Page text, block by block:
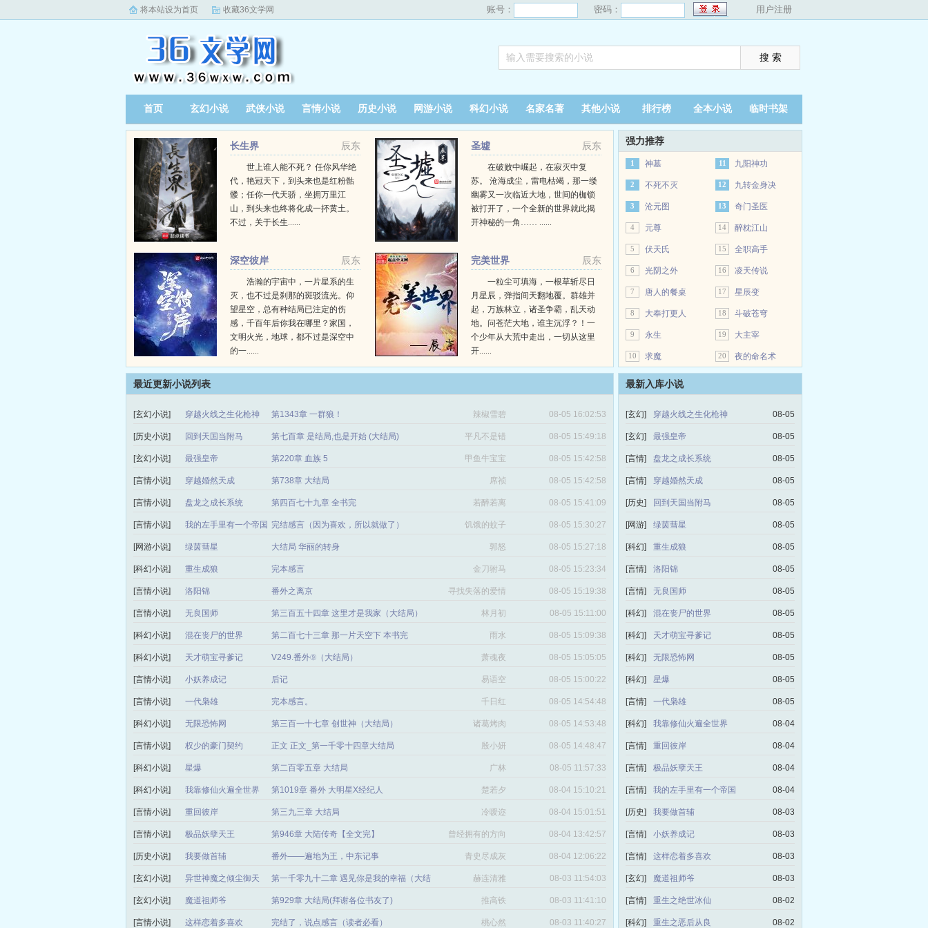
将本站设为首页 收藏36文学网 账号： 密码： 用户注册
首页 玄幻小说 武侠小说 言情小说 历史小说 网游小说 科幻小说 名家名著 其他小说 排行榜 全本小说 临时书架
辰东
长生界
世上谁人能不死？ 任你风华绝
代，艳冠天下，到头来也是红粉骷
髅；任你一代天骄，坐拥万里江
山，到头来也终将化成一抔黄土。
不过，关于长生......
辰东
圣墟
在破败中崛起，在寂灭中复
苏。 沧海成尘，雷电枯竭，那一缕
幽雾又一次临近大地，世间的枷锁
被打开了，一个全新的世界就此揭
开神秘的一角…… ......
辰东
深空彼岸
浩瀚的宇宙中，一片星系的生
灭，也不过是刹那的斑驳流光。仰
望星空，总有种结局已注定的伤
感，千百年后你我在哪里？家国，
文明火光，地球，都不过是深空中
的一......
辰东
完美世界
一粒尘可填海，一根草斩尽日
月星辰，弹指间天翻地覆。群雄并
起，万族林立，诸圣争霸，乱天动
地。问苍茫大地，谁主沉浮？！一
个少年从大荒中走出，一切从这里
开......
强力推荐
1 神墓
2 不死不灭
3 沧元图
4 元尊
5 伏天氏
6 光阴之外
7 唐人的餐桌
8 大奉打更人
9 永生
10 求魔
11 九阳神功
12 九转金身决
13 奇门圣医
14 醉枕江山
15 全职高手
16 凌天传说
17 星辰变
18 斗破苍穹
19 大主宰
20 夜的命名术
最近更新小说列表
[玄幻小说] 穿越火线之生化枪神 第1343章 一群狼！ 辣椒雪碧 08-05 16:02:53
[历史小说] 回到天国当附马 第七百章 是结局,也是开始 (大结局) 平凡不是错 08-05 15:49:18
[玄幻小说] 最强皇帝 第220章 血族 5 甲鱼牛宝宝 08-05 15:42:58
[言情小说] 穿越婚然天成 第738章 大结局 席祯 08-05 15:42:58
[言情小说] 盘龙之成长系统 第四百七十九章 全书完 若醉若离 08-05 15:41:09
[言情小说] 我的左手里有一个帝国 完结感言（因为喜欢，所以就做了） 饥饿的蚊子 08-05 15:30:27
[网游小说] 绿茵彗星 大结局 华丽的转身 郭怒 08-05 15:27:18
[科幻小说] 重生成狼 完本感言 金刀驸马 08-05 15:23:34
[言情小说] 洛阳锦 番外之离京 寻找失落的爱情 08-05 15:19:38
[言情小说] 无良国师 第三百五十四章 这里才是我家（大结局） 林月初 08-05 15:11:00
[科幻小说] 混在丧尸的世界 第二百七十三章 那一片天空下 本书完 雨水 08-05 15:09:38
[科幻小说] 天才萌宝寻爹记 V249.番外⑨（大结局） 萧魂夜 08-05 15:05:05
[言情小说] 小妖养成记 后记 易语空 08-05 15:00:22
[言情小说] 一代枭雄 完本感言。 千日红 08-05 14:54:48
[科幻小说] 无限恐怖网 第三百一十七章 创世神（大结局） 诸葛烤肉 08-05 14:53:48
[言情小说] 权少的豪门契约 正文 正文_第一千零十四章大结局 殷小妍 08-05 14:48:47
[科幻小说] 星爆 第二百零五章 大结局 广林 08-05 11:57:33
[科幻小说] 我靠修仙火遍全世界 第1019章 番外 大明星X经纪人 楚若夕 08-04 15:10:21
[言情小说] 重回彼岸 第三九三章 大结局 冷嗳迩 08-04 15:01:51
[言情小说] 极品妖孽天王 第946章 大陆传奇【全文完】
曾经拥有的方向
感
08-04 13:42:57
[历史小说] 我要做首辅 番外——遍地为王，中东记事 青史尽成灰 08-04 12:06:22
[玄幻小说] 异世神魔之倾尘御天
第一千零九十二章 遇见你是我的幸福（大结
局）
赫连清雅 08-03 11:54:03
[玄幻小说] 魔道祖师爷 第929章 大结局(拜谢各位书友了) 推高铁 08-03 11:41:10
[言情小说] 这样恋着多喜欢 完结了，说点感言（读者必看） 桃心然 08-03 11:40:27
最新入库小说
[玄幻] 穿越火线之生化枪神 08-05
[玄幻] 最强皇帝 08-05
[言情] 盘龙之成长系统 08-05
[言情] 穿越婚然天成 08-05
[历史] 回到天国当附马 08-05
[网游] 绿茵彗星 08-05
[科幻] 重生成狼 08-05
[言情] 洛阳锦 08-05
[言情] 无良国师 08-05
[科幻] 混在丧尸的世界 08-05
[科幻] 天才萌宝寻爹记 08-05
[科幻] 无限恐怖网 08-05
[科幻] 星爆 08-05
[言情] 一代枭雄 08-05
[科幻] 我靠修仙火遍全世界 08-04
[言情] 重回彼岸 08-04
[言情] 极品妖孽天王 08-04
[言情] 我的左手里有一个帝国 08-04
[历史] 我要做首辅 08-03
[言情] 小妖养成记 08-03
[言情] 这样恋着多喜欢 08-03
[玄幻] 魔道祖师爷 08-03
[言情] 重生之绝世冰仙 08-02
[科幻] 重生之恶后从良 08-02